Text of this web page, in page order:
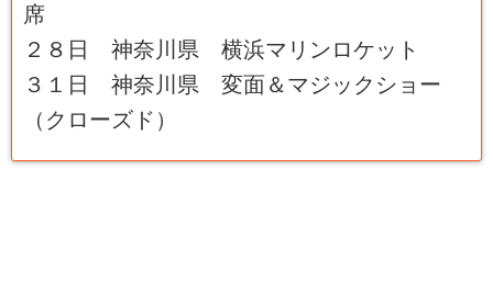
席
２８日 神奈川県 横浜マリンロケット
３１日 神奈川県 変面＆マジックショー
（クローズド）